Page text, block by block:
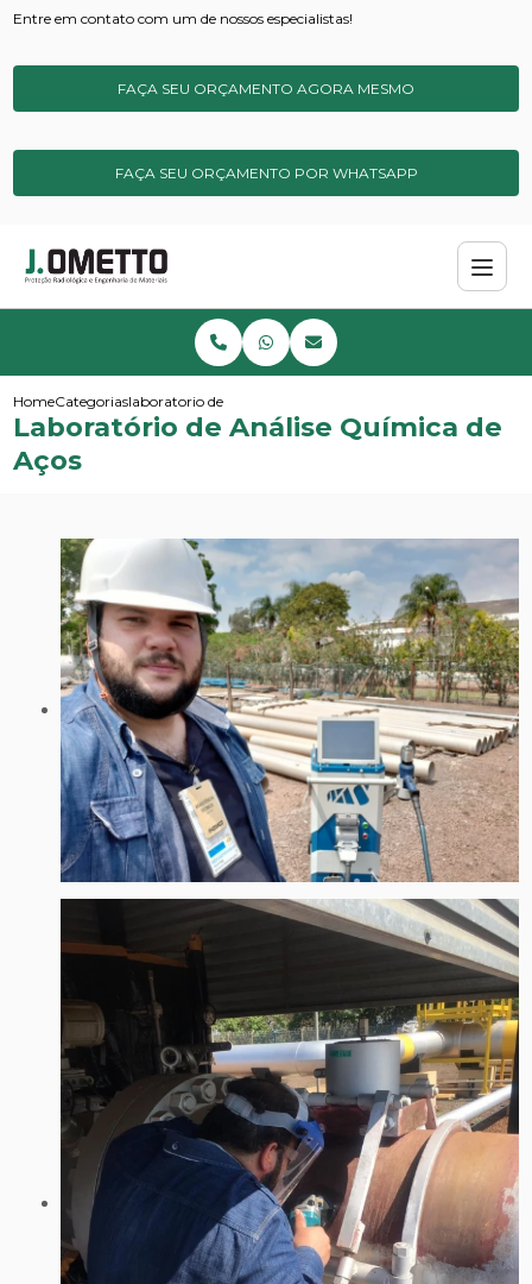
Entre em contato com um de nossos especialistas!
FAÇA SEU ORÇAMENTO AGORA MESMO
FAÇA SEU ORÇAMENTO POR WHATSAPP
HomeCategoriaslaboratorio de analise quimica de acos
Laboratório de Análise Química de
Aços